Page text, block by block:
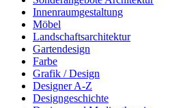
Innenraumgestaltung
Möbel
Landschaftsarchitektur
Gartendesign
Farbe
Grafik / Design
Designer A-Z
Designgeschichte